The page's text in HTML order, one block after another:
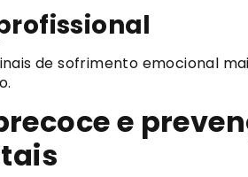
de sofrimento emocional
e